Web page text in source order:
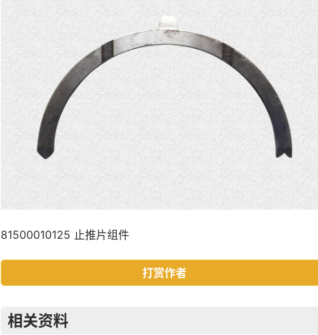
81500010125 止推片组件
打赏作者
相关资料